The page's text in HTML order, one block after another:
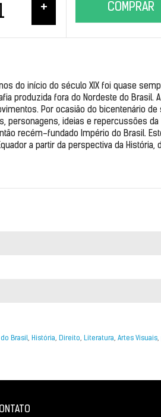
+ COMPRAR
do início do século XIX foi quase
produzida fora do Nordeste do Brasil. A
Por ocasião do bicentenário de
personagens, ideias e repercussões da
recém-fundado Império do Brasil.
a partir da perspectiva da História,
Brasil, História, Direito, Literatura, Artes Visuais,